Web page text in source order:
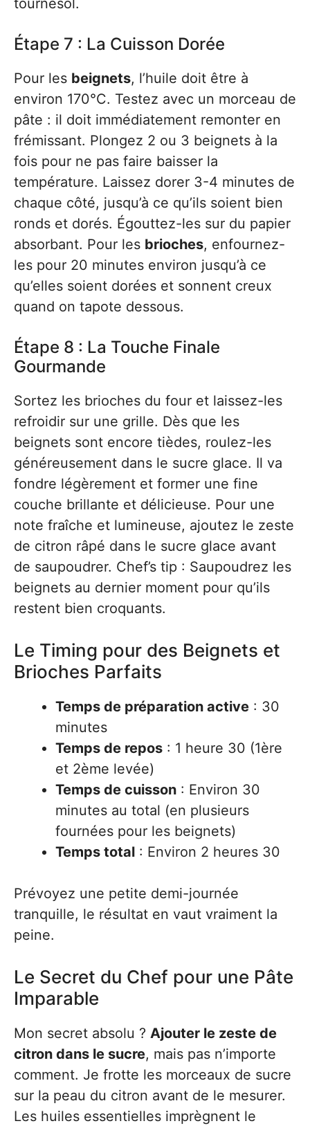
tournesol.
Étape 7 : La Cuisson Dorée
Pour les beignets, l’huile doit être à
environ 170°C. Testez avec un morceau de
pâte : il doit immédiatement remonter en
frémissant. Plongez 2 ou 3 beignets à la
fois pour ne pas faire baisser la
température. Laissez dorer 3-4 minutes de
chaque côté, jusqu’à ce qu’ils soient bien
ronds et dorés. Égouttez-les sur du papier
absorbant. Pour les brioches, enfournez-
les pour 20 minutes environ jusqu’à ce
qu’elles soient dorées et sonnent creux
quand on tapote dessous.
Étape 8 : La Touche Finale
Gourmande
Sortez les brioches du four et laissez-les
refroidir sur une grille. Dès que les
beignets sont encore tièdes, roulez-les
généreusement dans le sucre glace. Il va
fondre légèrement et former une fine
couche brillante et délicieuse. Pour une
note fraîche et lumineuse, ajoutez le zeste
de citron râpé dans le sucre glace avant
de saupoudrer. Chef’s tip : Saupoudrez les
beignets au dernier moment pour qu’ils
restent bien croquants.
Le Timing pour des Beignets et
Brioches Parfaits
Temps de préparation active : 30
minutes
Temps de repos : 1 heure 30 (1ère
et 2ème levée)
Temps de cuisson : Environ 30
minutes au total (en plusieurs
fournées pour les beignets)
Temps total : Environ 2 heures 30
Prévoyez une petite demi-journée
tranquille, le résultat en vaut vraiment la
peine.
Le Secret du Chef pour une Pâte
Imparable
Mon secret absolu ? Ajouter le zeste de
citron dans le sucre, mais pas n’importe
comment. Je frotte les morceaux de sucre
sur la peau du citron avant de le mesurer.
Les huiles essentielles imprègnent le